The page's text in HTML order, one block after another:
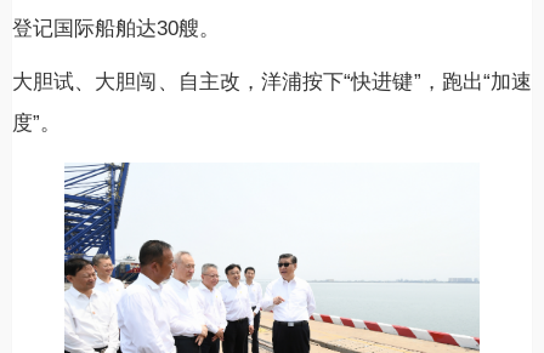
登记国际船舶达30艘。
大胆试、大胆闯、自主改，洋浦按下“快进键”，跑出“加速
度”。